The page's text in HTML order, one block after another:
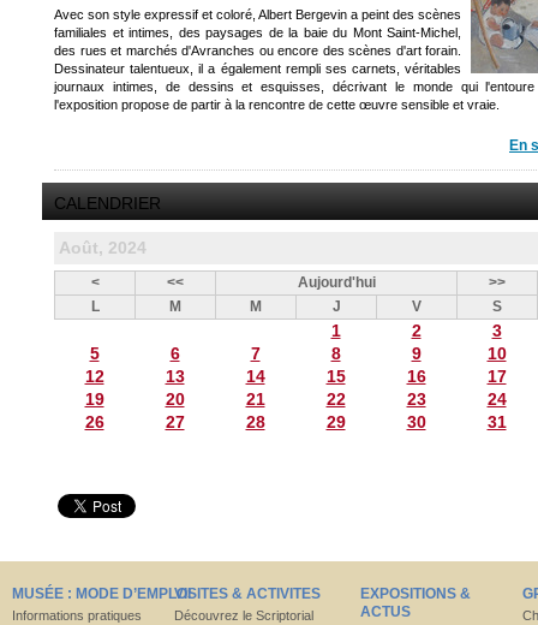
Avec son style expressif et coloré, Albert Bergevin a peint des scènes
familiales et intimes, des paysages de la baie du Mont Saint-Michel,
des rues et marchés d'Avranches ou encore des scènes d'art forain.
Dessinateur talentueux, il a également rempli ses carnets, véritables
journaux intimes, de dessins et esquisses, décrivant le monde qui
l'exposition propose de partir à la rencontre de cette œuvre sensible et vraie.
En
CALENDRIER
Août, 2024
< << Aujourd'hui
>>
L
M M J V S
1 2
3
5
6 7 8 9
10
12
13 14 15 16
17
19
20 21 22 23
24
26
27 28 29 30 31
MUSÉE : MODE D’EMPLOI
Informations pratiques
VISITES & ACTIVITES
Découvrez le Scriptorial
EXPOSITIONS &
ACTUS